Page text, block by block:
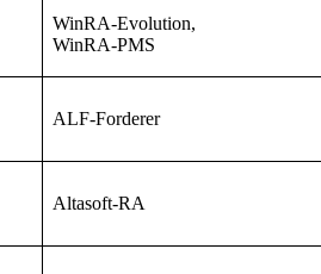
WinRA-Evolution,
WinRA-PMS
ALF-Forderer
Altasoft-RA